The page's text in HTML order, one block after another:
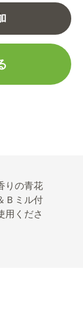
りの青花
Ｂミル付
用くださ